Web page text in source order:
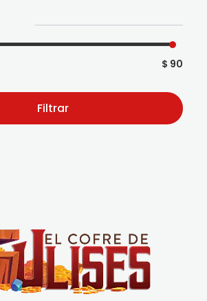
$ 90
Filtrar